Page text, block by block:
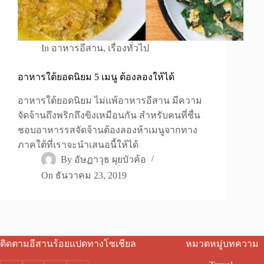
In อาหารอีสาน, เรื่องทั่วไป
อาหารใต้ยอดนิยม 5 เมนู ต้องลองให้ได้
อาหารใต้ยอดนิยม ไม่แพ้อาหารอีสาน มีความ
จัดจ้านถึงพริกถึงขิงเหมือนกัน สำหรับคนที่ชื่น
ชอบอาหารรสจัดจ้านต้องลองห้าเมนูจากทาง
ภาคใต้ที่เราจะนำเสนอนี้ให้ได้
By อัษฏาวุธ ผุยบัวค้อ
On ธันวาคม 23, 2019
ติดตามอีสานร้อยแปดทางโซเชียล หมวดหมู่บทความ